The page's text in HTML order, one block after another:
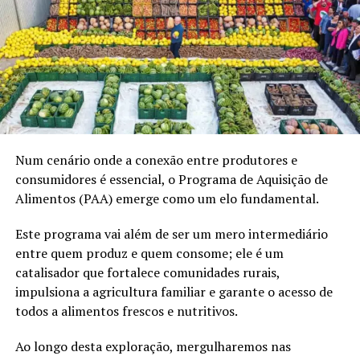
Objetivos do Pronaf
segurança alimentar até o estímulo à geração de renda
no meio rural.
fomentando o uso responsável dos recursos naturais.
Ao apoiar a agricultura familiar, o programa contribui
para o desenvolvimento de comunidades rurais em todo
o país.
Para ter acesso ao Pronaf, é necessário atender a
Num cenário onde a conexão entre produtores e
consumidores é essencial, o Programa de Aquisição de
Alimentos (PAA) emerge como um elo fundamental.
Este programa vai além de ser um mero intermediário
entre quem produz e quem consome; ele é um
catalisador que fortalece comunidades rurais,
impulsiona a agricultura familiar e garante o acesso de
todos a alimentos frescos e nutritivos.
Ao longo desta exploração, mergulharemos nas